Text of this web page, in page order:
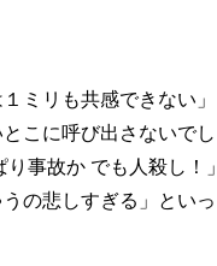
ミリも共感できない」
こに呼び出さないでし
事故か でも人殺し！」
の悲しすぎる」といっ